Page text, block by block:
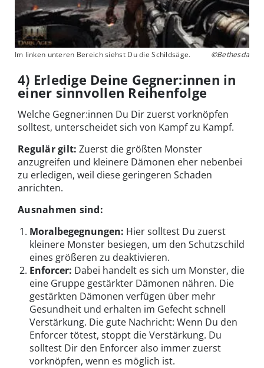
Im linken unteren Bereich siehst Du die Schildsäge. ©Bethesda
4) Erledige Deine Gegner:innen in
einer sinnvollen Reihenfolge
Welche Gegner:innen Du Dir zuerst vorknöpfen
solltest, unterscheidet sich von Kampf zu Kampf.
Regulär gilt: Zuerst die größten Monster
anzugreifen und kleinere Dämonen eher nebenbei
zu erledigen, weil diese geringeren Schaden
anrichten.
Ausnahmen sind:
Moralbegegnungen: Hier solltest Du zuerst
kleinere Monster besiegen, um den Schutzschild
eines größeren zu deaktivieren.
Enforcer: Dabei handelt es sich um Monster, die
eine Gruppe gestärkter Dämonen nähren. Die
gestärkten Dämonen verfügen über mehr
Gesundheit und erhalten im Gefecht schnell
Verstärkung. Die gute Nachricht: Wenn Du den
Enforcer tötest, stoppt die Verstärkung. Du
solltest Dir den Enforcer also immer zuerst
vorknöpfen, wenn es möglich ist.